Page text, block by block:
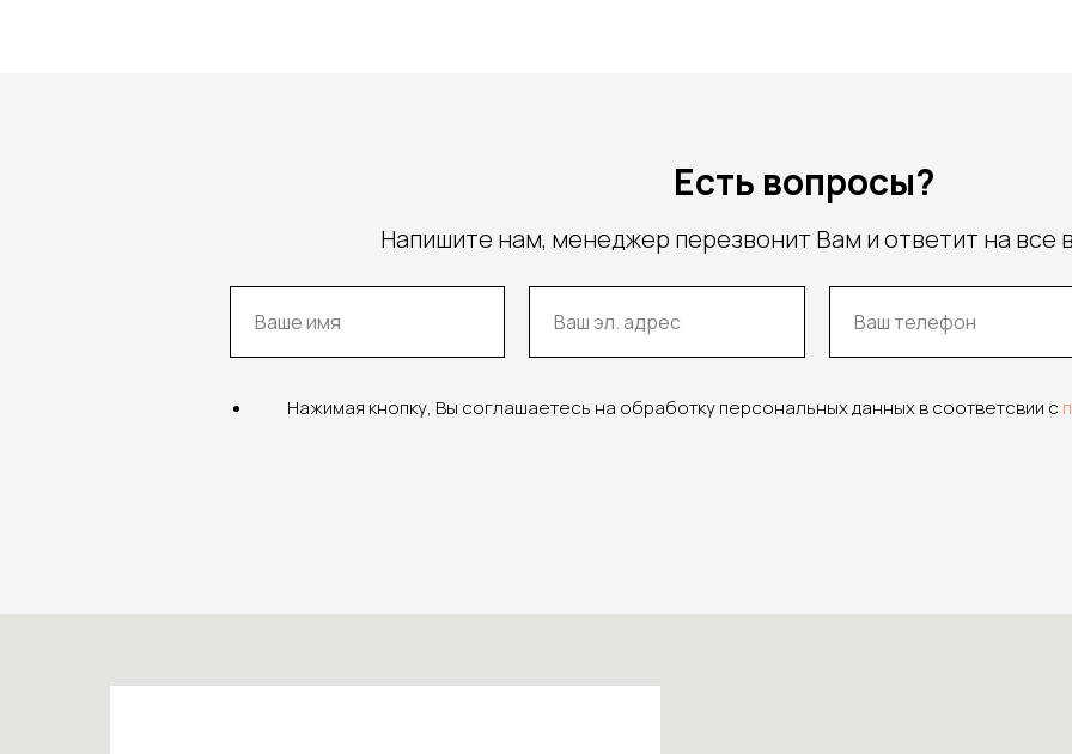
Есть вопросы?
Напишите нам, менеджер перезвонит Вам и ответит на все
Нажимая кнопку, Вы соглашаетесь на обработку персональных данных в соответсвии с